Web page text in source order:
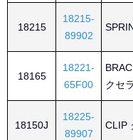
18215
18215-
89902
18165
18221-
65F00
クセ
18150J
18225-
89907
CLIP